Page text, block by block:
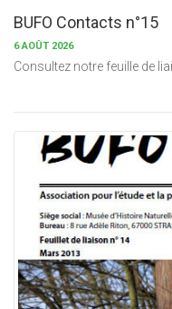
BUFO Contacts n°15
6 AOÛT 2026
Consultez notre feuille de